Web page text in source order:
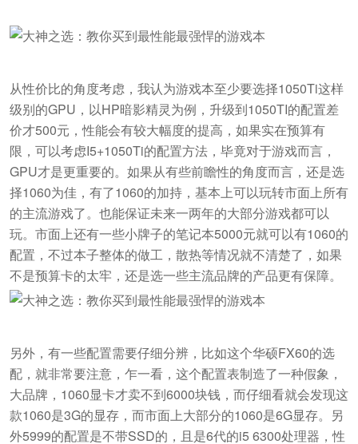
从性价比的角度考虑，我认为游戏本至少要选择1050Ti这样
级别的GPU，以HP暗影精灵为例，升级到1050TI的配置差
价才500元，性能会有较大幅度的提高，如果实在预算有
限，可以考虑I5+1050Ti的配置方法，毕竟对于游戏而言，
GPU才是更重要的。如果从有些前瞻性的角度而言，还是选
择1060为佳，有了1060的加持，基本上可以玩转市面上所有
的主流游戏了。也能保证未来一两年的大部分游戏都可以
玩。 市面上还有一些小牌子的笔记本5000元就可以有1060的
配置，不过本子整体的做工，散热等情况就不清楚了，如果
不是预算卡的太牢，还是选一些主流品牌的产品更有保障。
另外，有一些配置需要仔细分辨，比如这个华硕FX60的选
配，就非常要注意，乍一看，这个配置表制造了一种假象，
大品牌，1060显卡才卖不到6000块钱，而仔细看就会发现这
款1060是3G的显存，而市面上大部分的1060是6G显存。另
外5999的配置是不带SSD的，且是6代的i5 6300处理器，性